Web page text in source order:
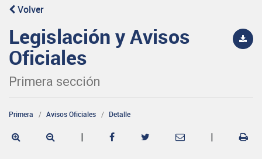
Volver
Legislación y Avisos
Oficiales
Primera sección
Primera Avisos Oficiales Detalle
| |